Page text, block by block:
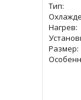
Тип:
Нагрев:
Размер: